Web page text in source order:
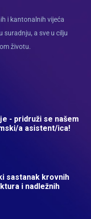
i kantonalnih vijeća
suradnju, a sve u cilju
životu.
- pridruži se našem
a asistent/ica!
sastanak krovnih
i nadležnih